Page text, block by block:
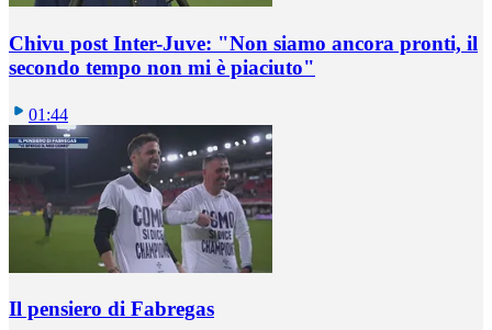
Chivu post Inter-Juve: "Non siamo ancora pronti, il
secondo tempo non mi è piaciuto"
01:44
Il pensiero di Fabregas